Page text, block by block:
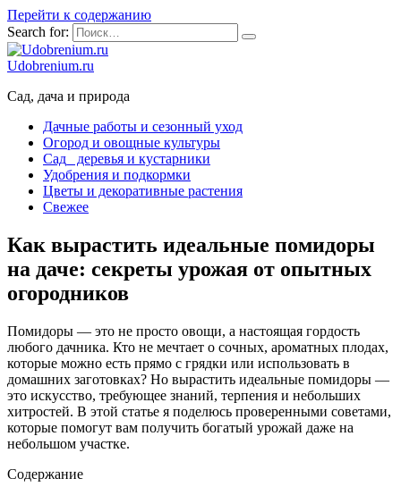
Перейти к содержанию
Search for:
Udobrenium.ru
Сад, дача и природа
Дачные работы и сезонный уход
Огород и овощные культуры
Сад_ деревья и кустарники
Удобрения и подкормки
Цветы и декоративные растения
Свежее
Как вырастить идеальные помидоры
на даче: секреты урожая от опытных
огородников
Помидоры — это не просто овощи, а настоящая гордость
любого дачника. Кто не мечтает о сочных, ароматных плодах,
которые можно есть прямо с грядки или использовать в
домашних заготовках? Но вырастить идеальные помидоры —
это искусство, требующее знаний, терпения и небольших
хитростей. В этой статье я поделюсь проверенными советами,
которые помогут вам получить богатый урожай даже на
небольшом участке.
Содержание